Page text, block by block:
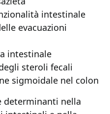
intestinale
evacuazioni
intestinale
steroli fecali
sigmoidale nel colon
determinanti nella